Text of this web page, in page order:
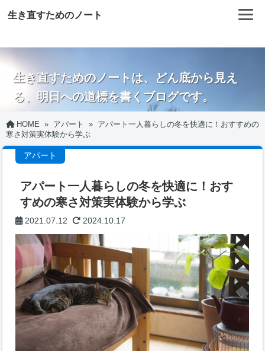
生き直すためのノート
生き直すためのノートは、どん底から見え
る、明日への道標を書くブログです。
HOME » アパート » アパート一人暮らしの冬を快適に！おすすめの
寒さ対策実体験から学ぶ
アパート
アパート一人暮らしの冬を快適に！おす
すめの寒さ対策実体験から学ぶ
2021.07.12 2024.10.17